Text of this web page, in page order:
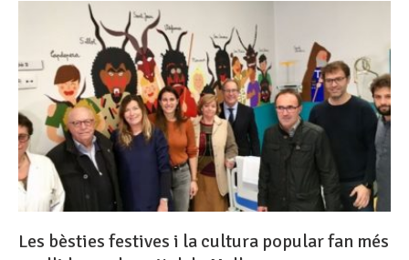
Les bèsties festives i la cultura popular fan més